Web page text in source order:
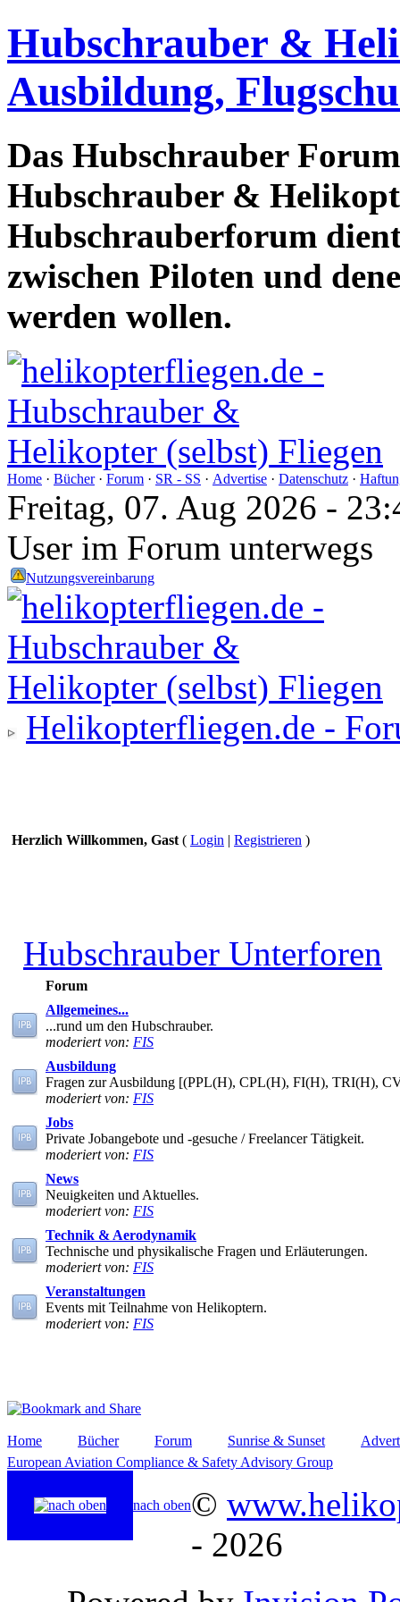
Hubschrauber &
Ausbildung,
Das Hubschrauber
Hubschrauber &
Hubschrauberforum
zwischen Piloten und
werden wollen.
Home · Bücher· Forum · SR - SS · Advertise · Datenschutz ·
Freitag, 07. Aug 2026 -
User im Forum unterwegs
Nutzungsvereinbarung
Helikopterfliegen.de -
Herzlich Willkommen, Gast ( Login | Registrieren )
Hubschrauber Unterforen
Forum
Allgemeines...
...rund um den Hubschrauber.
moderiert von: FIS
Ausbildung
Fragen zur Ausbildung [(PPL(H), CPL(H), FI(H), TRI(H),
moderiert von: FIS
Jobs
Private Jobangebote und -gesuche / Freelancer Tätigkeit.
moderiert von: FIS
News
Neuigkeiten und Aktuelles.
moderiert von: FIS
Technik & Aerodynamik
Technische und physikalische Fragen und Erläuterungen.
moderiert von: FIS
Veranstaltungen
Events mit Teilnahme von Helikoptern.
moderiert von: FIS
Home Bücher Forum Sunrise & Sunset
European Aviation Compliance & Safety Advisory Group
nach oben©
- 2026